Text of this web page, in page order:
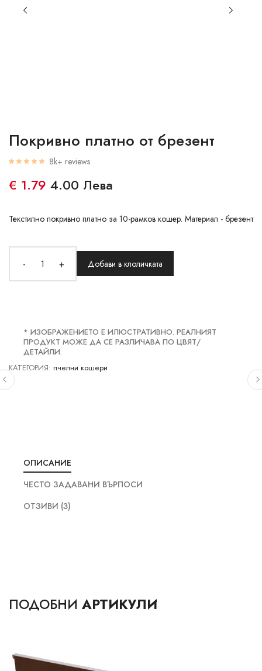
Покривно платно от брезент
8k+ reviews
€ 1.79 4.00 Лева
Текстилно покривно платно за 10-рамков кошер. Материал - брезент
- + Добави в клоличката
* ИЗОБРАЖЕНИЕТО Е ИЛЮСТРАТИВНО. РЕАЛНИЯТ
ПРОДУКТ МОЖЕ ДА СЕ РАЗЛИЧАВА ПО ЦВЯТ/
ДЕТАЙЛИ.
КАТЕГОРИЯ: пчелни кошери
ОПИСАНИЕ
ЧЕСТО ЗАДАВАНИ ВЪРПОСИ
ОТЗИВИ (3)
ПОДОБНИ АРТИКУЛИ